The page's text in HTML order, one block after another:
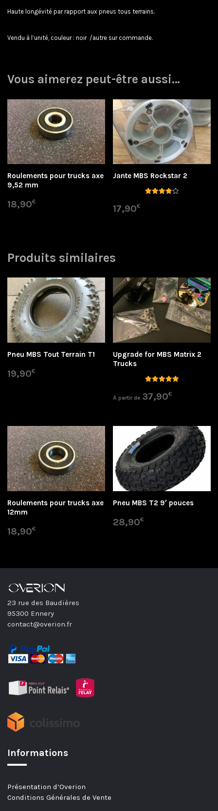
Haute longévité par rapport aux pneus tous terrains.
Vendu à l’unité, couleur : noir /autre sur commande.
Vous aimerez peut-être aussi…
Roulements pour trucks axe
9,52 mm
18,90€
Jante MBS Rockstar 2
17,90€
Produits similaires
Pneu MBS Tout Terrain T1
19,90€
Upgrade for MBS Matrix 2
Trucks
5.00
sur 5
A partir de 37,90€
Roulements pour trucks axe
12mm
18,90€
Pneu MBS T2 9′ pouces
28,90€
23 rue des Baudières
95300 Ennery
contact@overion.fr
Informations
Présentation d’Overion
Conditions Générales de Vente